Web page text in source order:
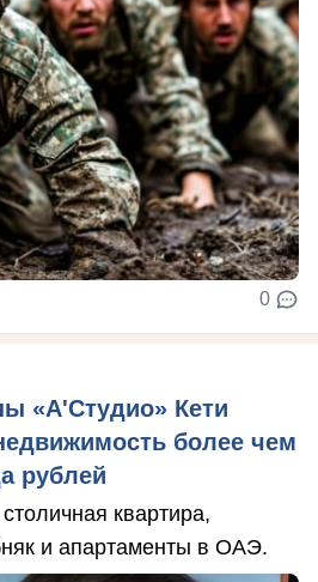
0
«А'Студио» Кети
более чем
рублей
квартира,
и апартаменты в ОАЭ.